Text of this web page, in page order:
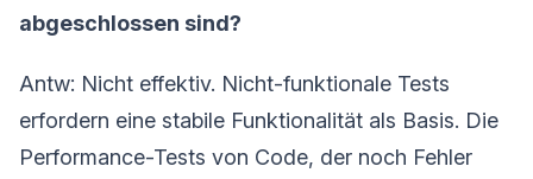
abgeschlossen sind?
Antw: Nicht effektiv. Nicht-funktionale Tests
erfordern eine stabile Funktionalität als Basis. Die
Performance-Tests von Code, der noch Fehler